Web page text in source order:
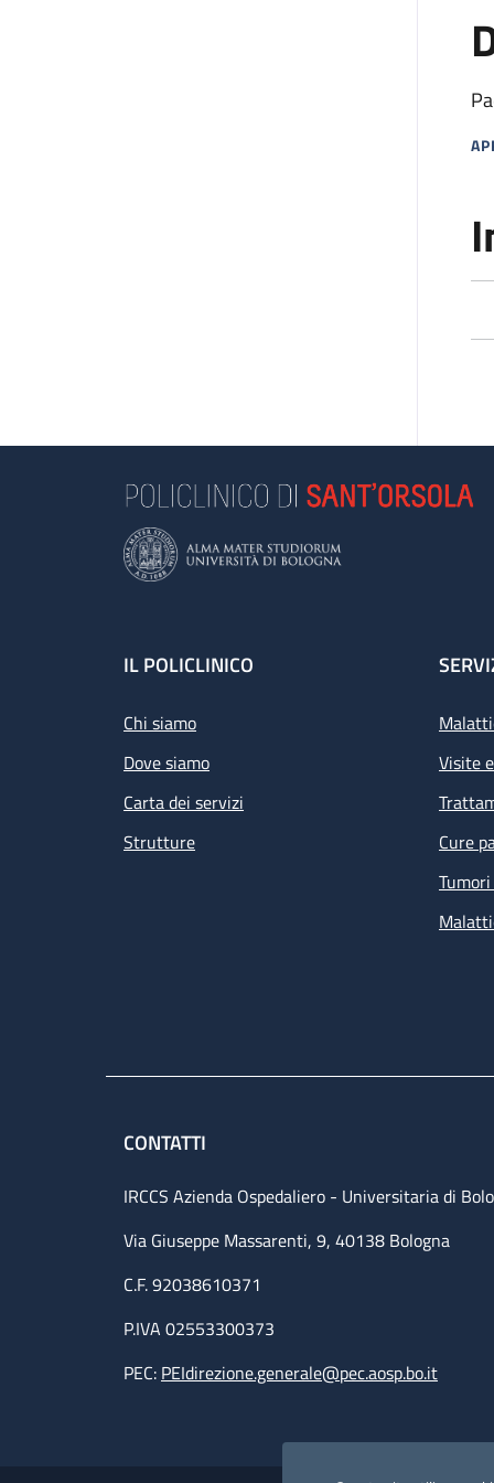
Footer
IL POLICLINICO
Chi siamo
Dove siamo
Carta dei servizi
Strutture
Visite
Cure
CONTATTI
IRCCS Azienda Ospedaliero - Universitaria di
Via Giuseppe Massarenti, 9, 40138 Bologna
C.F. 92038610371
P.IVA 02553300373
PEC: PEIdirezione.generale@pec.aosp.bo.it